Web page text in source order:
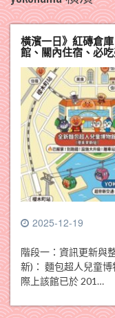
橫濱一日》紅磚倉
館、關內住宿、必
2025-12-19
階段一：資訊更新與
新)： 麵包超人兒童
際上該館已於 201…